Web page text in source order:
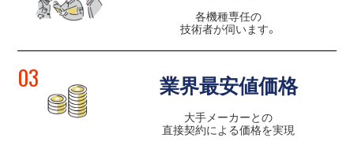
各機種専任の
技術者が伺います。
03 業界最安値価格
大手メーカーとの
直接契約による価格を実現